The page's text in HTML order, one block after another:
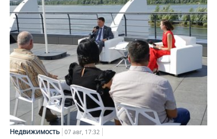
Недвижимость 07 авг, 17:32